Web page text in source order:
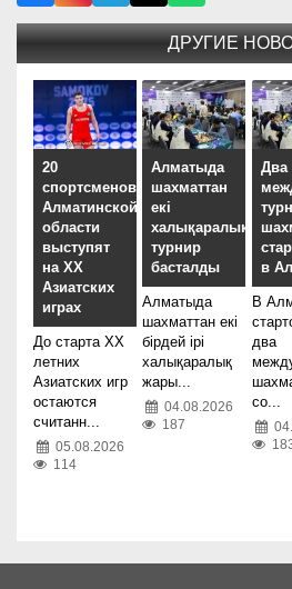
ДРУГИЕ
20
спортсменов
Алматинской
области
выступят
на XX
Азиатских
играх
До старта XX
летних
Азиатских игр
остаются
считанн...
05.08.2026
114
Алматыда
шахматтан
екі
халықаралық
турнир
басталды
Алматыда
шахматтан екі
бірдей ірі
халықаралық
жары...
04.08.2026
187
Два
в
В
два
со...